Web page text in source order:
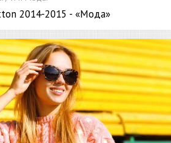
2014-2015 - «Мода»